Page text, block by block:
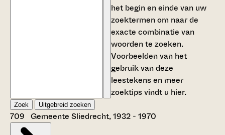
het begin en einde van uw
zoektermen om naar de
exacte combinatie van
woorden te zoeken.
Voorbeelden van het
gebruik van deze
leestekens en meer
zoektips vindt u hier.
Zoek Uitgebreid zoeken
709 Gemeente Sliedrecht, 1932 - 1970